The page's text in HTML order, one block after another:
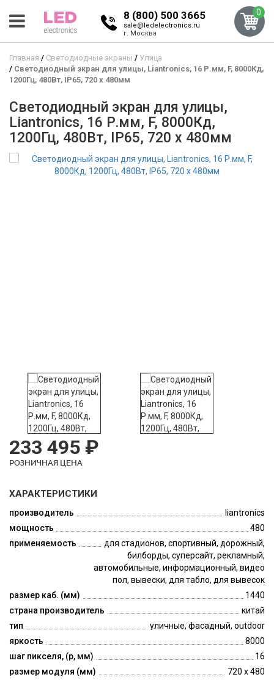
8 (800) 500 3665
sale@ledelectronics.ru
г. Москва
0
Главная Светодиодные экраны
Улица
Светодиодный экран для улицы, Liantronics, 16 Р.мм, F, 8000Кд,
1200Гц, 480Вт, IP65, 720 x 480мм
Светодиодный экран для улицы,
Liantronics, 16 Р.мм, F, 8000Кд,
1200Гц, 480Вт, IP65, 720 x 480мм
233 495 ₽
РОЗНИЧНАЯ ЦЕНА
ХАРАКТЕРИСТИКИ
производитель
liantronics
мощность
480
применяемость
для стадионов, спортивный, дорожный,
билборды, суперсайт, рекламный,
автомобильные, информационный, видео
пол, вывески, для табло, для вывесок
размер каб. (мм)
1440
страна производитель
китай
тип
уличные, фасадный, outdoor
яркость
8000
шаг пикселя, (p, мм)
16
размер модуля (мм)
720 x 480